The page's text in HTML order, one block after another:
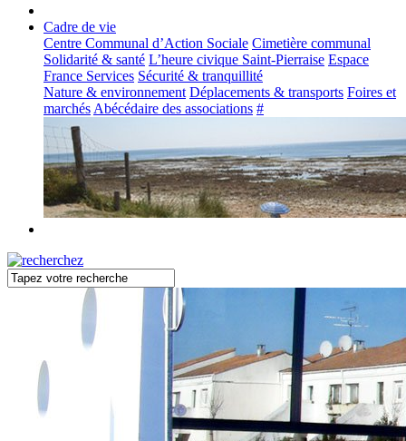
Cadre de vie
Centre Communal d’Action Sociale Cimetière communal
Solidarité & santé L’heure civique Saint-Pierraise Espace
France Services Sécurité & tranquillité
Nature & environnement Déplacements & transports Foires et
marchés Abécédaire des associations #